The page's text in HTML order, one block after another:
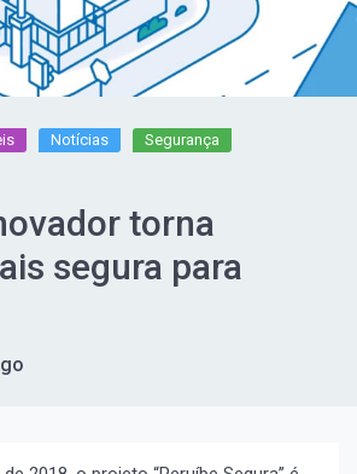
Notícias Segurança
torna
segura para